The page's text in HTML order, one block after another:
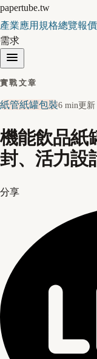
papertube.tw
產業應用 規格總覽報
需求
實戰文章
紙管紙罐包裝6 min更新
機能飲品紙
封、活力設
分享